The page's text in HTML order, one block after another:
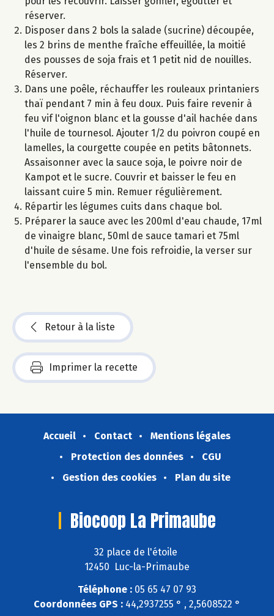
réserver.
Disposer dans 2 bols la salade (sucrine) découpée,
les 2 brins de menthe fraîche effeuillée, la moitié
des pousses de soja frais et 1 petit nid de nouilles.
Réserver.
Dans une poêle, réchauffer les rouleaux printaniers
thaï pendant 7 min à feu doux. Puis faire revenir à
feu vif l'oignon blanc et la gousse d'ail hachée dans
l'huile de tournesol. Ajouter 1/2 du poivron coupé en
lamelles, la courgette coupée en petits bâtonnets.
Assaisonner avec la sauce soja, le poivre noir de
Kampot et le sucre. Couvrir et baisser le feu en
laissant cuire 5 min. Remuer régulièrement.
Répartir les légumes cuits dans chaque bol.
Préparer la sauce avec les 200ml d'eau chaude, 17ml
de vinaigre blanc, 50ml de sauce tamari et 75ml
d'huile de sésame. Une fois refroidie, la verser sur
l'ensemble du bol.
Retour à la liste
Imprimer la recette
Accueil Contact
Mentions légales
Protection des données
CGU
Gestion des cookies
Plan du site
Biocoop La Primaube
32 place de l'étoile
12450 Luc-la-Primaube
Téléphone : 05 65 47 07 93
Coordonnées GPS : 44,2937255 ° , 2,5608522 °